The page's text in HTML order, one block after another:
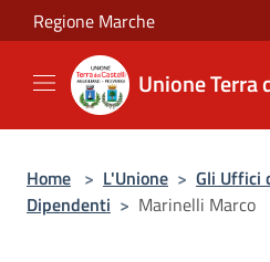
Salta al contenuto principale
Regione Marche
Unione Terra
Home > L'Unione > Gli Uffici
Dipendenti > Marinelli Marco